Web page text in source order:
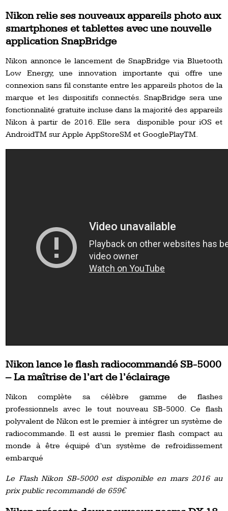
Nikon relie ses nouveaux appareils photo aux
smartphones et tablettes avec une nouvelle
application SnapBridge
Nikon annonce le lancement de SnapBridge via Bluetooth
Low Energy, une innovation importante qui offre une
connexion sans fil constante entre les appareils photos de la
marque et les dispositifs connectés. SnapBridge sera une
fonctionnalité gratuite incluse dans la majorité des appareils
Nikon à partir de 2016. Elle sera disponible pour iOS et
AndroidTM sur Apple AppStoreSM et GooglePlayTM.
Nikon lance le flash radiocommandé SB-5000
– La maîtrise de l’art de l’éclairage
Nikon complète sa célèbre gamme de flashes
professionnels avec le tout nouveau SB-5000. Ce flash
polyvalent de Nikon est le premier à intégrer un système de
radiocommande. Il est aussi le premier flash compact au
monde à être équipé d’un système de refroidissement
embarqué
Le Flash Nikon SB-5000 est disponible en mars 2016 au
prix public recommandé de 659€